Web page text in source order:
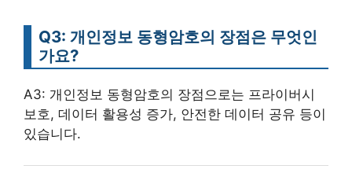
Q3: 개인정보 동형암호의 장점은 무엇인
가요?
A3: 개인정보 동형암호의 장점으로는 프라이버시
보호, 데이터 활용성 증가, 안전한 데이터 공유 등이
있습니다.